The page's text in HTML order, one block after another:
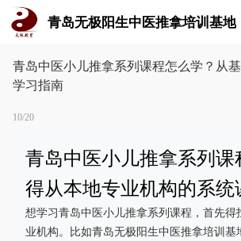
青岛无极阳生中医推拿培训基地
青岛中医小儿推拿系列课程怎么学？从
学习指南
10/20
青岛中医小儿推拿系列课
得从本地专业机构的系统
想学习青岛中医小儿推拿系列课程，首先得
业机构。比如青岛无极阳生中医推拿培训基